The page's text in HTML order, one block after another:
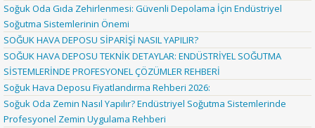
Soğuk Oda Gıda Zehirlenmesi: Güvenli Depolama İçin Endüstriyel
Soğutma Sistemlerinin Önemi
SOĞUK HAVA DEPOSU SİPARİŞİ NASIL YAPILIR?
SOĞUK HAVA DEPOSU TEKNİK DETAYLAR: ENDÜSTRİYEL SOĞUTMA
SİSTEMLERİNDE PROFESYONEL ÇÖZÜMLER REHBERİ
Soğuk Hava Deposu Fiyatlandırma Rehberi 2026:
Soğuk Oda Zemin Nasıl Yapılır? Endüstriyel Soğutma Sistemlerinde
Profesyonel Zemin Uygulama Rehberi